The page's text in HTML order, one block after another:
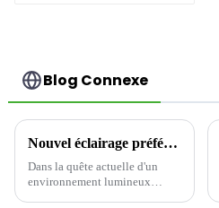
Blog Connexe
Nouvel éclairage préféré ! Le disque lumineux LED à détecteur de mouvement CDR616C, illumine votre vie en couleurs.
Dans la quête actuelle d'un
environnement lumineux